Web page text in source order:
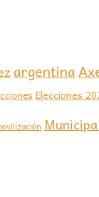
argentina
Elecciones